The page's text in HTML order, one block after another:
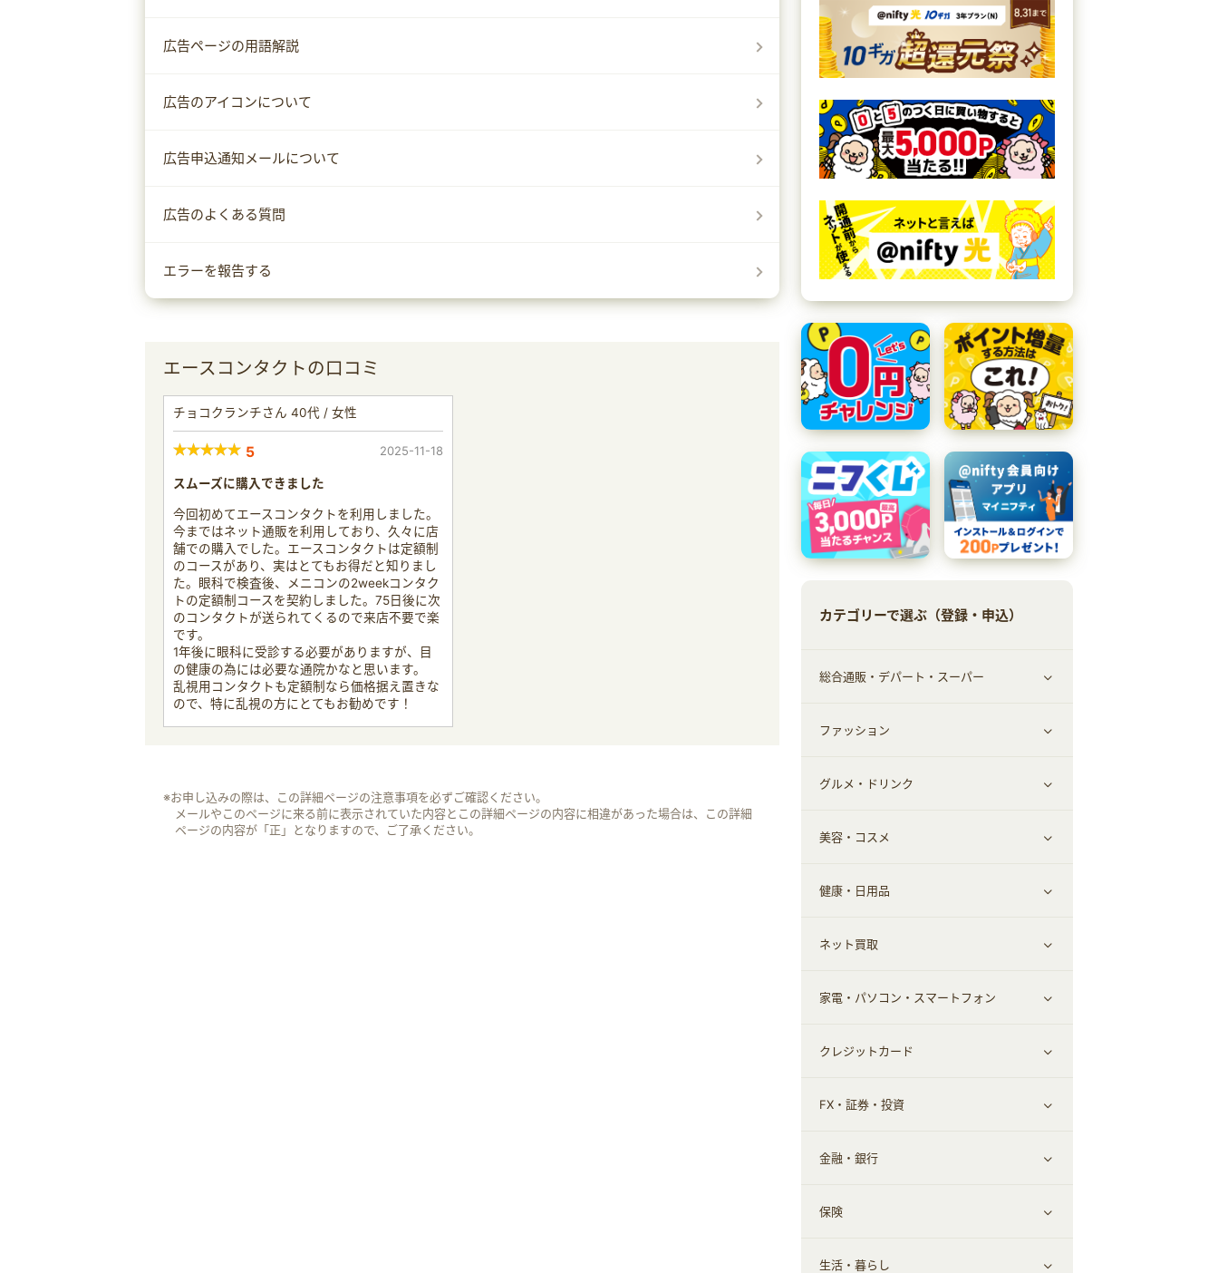
広告ページの用語解説
広告のアイコンについて
広告申込通知メールについて
広告のよくある質問
エラーを報告する
エースコンタクトの口コミ
チョコクランチさん 40代 / 女性
5 2025-11-18
スムーズに購入できました
今回初めてエースコンタクトを利用しました。
今まではネット通販を利用しており、久々に店
舗での購入でした。エースコンタクトは定額制
のコースがあり、実はとてもお得だと知りまし
た。眼科で検査後、メニコンの2weekコンタク
トの定額制コースを契約しました。75日後に次
のコンタクトが送られてくるので来店不要で楽
です。
1年後に眼科に受診する必要がありますが、目
の健康の為には必要な通院かなと思います。
乱視用コンタクトも定額制なら価格据え置きな
ので、特に乱視の方にとてもお勧めです！
※お申し込みの際は、この詳細ページの注意事項を必ずご確認ください。
メールやこのページに来る前に表示されていた内容とこの詳細ページの内容に相違があった場合は、この詳細
ページの内容が「正」となりますので、ご了承ください。
カテゴリーで選ぶ（登録・申込）
総合通販・デパート・スーパー
すべて見る
総合通販
ファッション
すべて見る
ファッション
インナー・下着
スーツ・フォーマル
グルメ・ドリンク
すべて見る
グルメ
お酒
食材宅配
ウォーターサーバー
美容・コスメ
すべて見る
ヘアケア
エステ・サロン
メンズ美容
健康・日用品
すべて見る
スポーツ・フィットネス
日用品・薬局・からだ
ネット買取
すべて見る
ネット買取
家電・パソコン・スマートフォン
すべて見る
家電・パソコン・ソフトウェア
通信・レンタルサーバー
スマホ・携帯電話・SIM
クレジットカード
すべて見る
クレジットカード
FX・証券・投資
すべて見る
証券
金融・銀行
銀行・ネット銀行
保険
すべて見る
生活・暮らし